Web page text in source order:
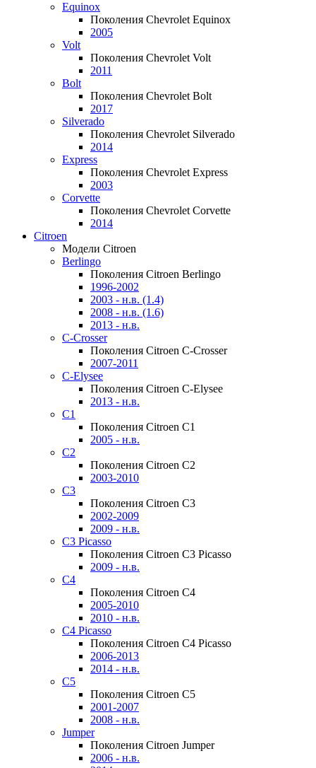
Equinox
Поколения Chevrolet Equinox
2005
Volt
Поколения Chevrolet Volt
2011
Bolt
Поколения Chevrolet Bolt
2017
Silverado
Поколения Chevrolet Silverado
2014
Express
Поколения Chevrolet Express
2003
Corvette
Поколения Chevrolet Corvette
2014
Citroen
Модели Citroen
Berlingo
Поколения Citroen Berlingo
1996-2002
2003 - н.в. (1.4)
2008 - н.в. (1.6)
2013 - н.в.
C-Crosser
Поколения Citroen C-Crosser
2007-2011
C-Elysee
Поколения Citroen C-Elysee
2013 - н.в.
C1
Поколения Citroen C1
2005 - н.в.
C2
Поколения Citroen C2
2003-2010
C3
Поколения Citroen C3
2002-2009
2009 - н.в.
C3 Picasso
Поколения Citroen C3 Picasso
2009 - н.в.
C4
Поколения Citroen C4
2005-2010
2010 - н.в.
C4 Picasso
Поколения Citroen C4 Picasso
2006-2013
2014 - н.в.
C5
Поколения Citroen C5
2001-2007
2008 - н.в.
Jumper
Поколения Citroen Jumper
2006 - н.в.